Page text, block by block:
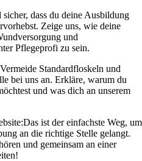
sicher, dass du deine Ausbildung
Zeige uns, wie deine
und
Pflegeprofi zu sein.
Vermeide Standardfloskeln und
bei uns an. Erkläre, warum du
und was dich an unserem
Das ist der einfachste Weg, um
an die richtige Stelle gelangt.
und gemeinsam an einer